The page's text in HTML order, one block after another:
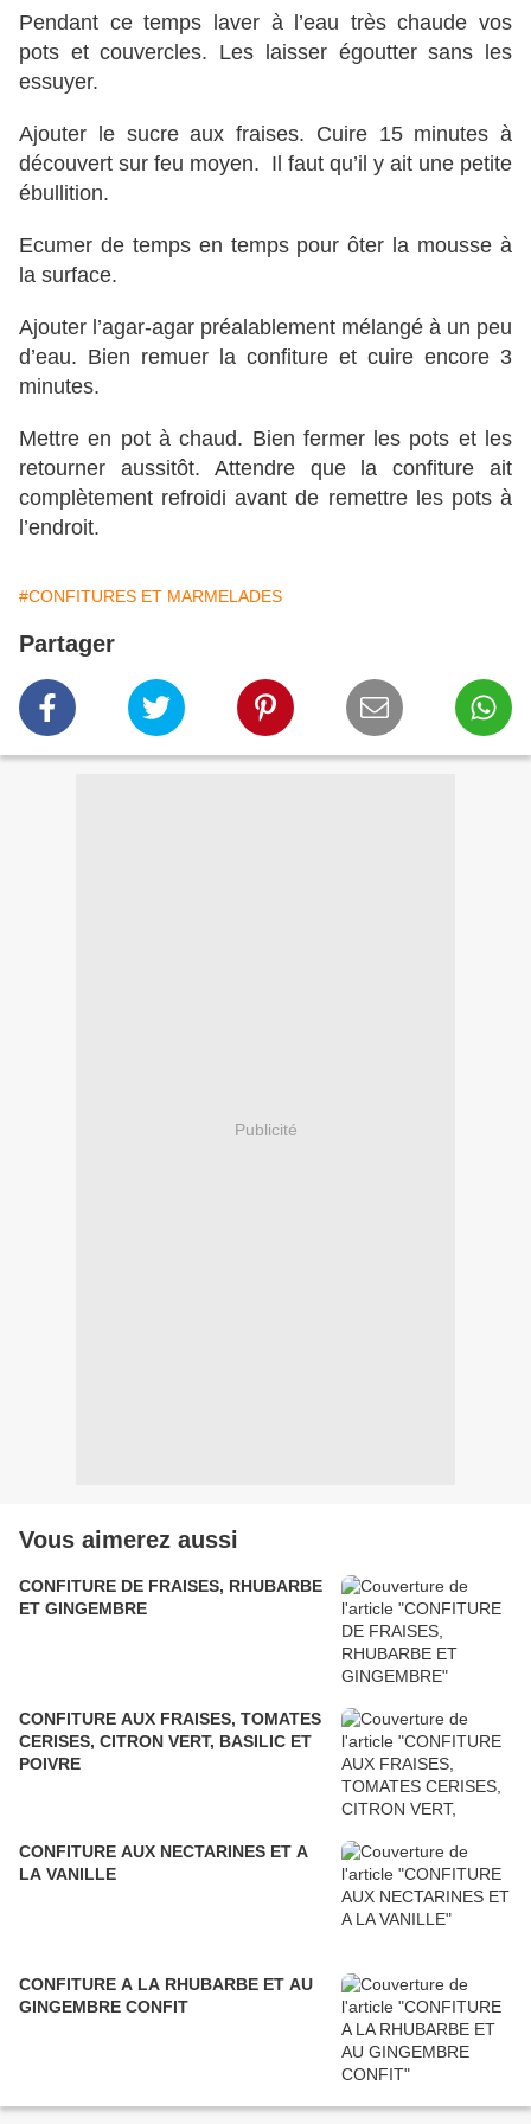
Pendant ce temps laver à l’eau très chaude vos
pots et couvercles. Les laisser égoutter sans les
essuyer.
Ajouter le sucre aux fraises. Cuire 15 minutes à
découvert sur feu moyen. Il faut qu’il y ait une petite
ébullition.
Ecumer de temps en temps pour ôter la mousse à
la surface.
Ajouter l’agar-agar préalablement mélangé à un peu
d’eau. Bien remuer la confiture et cuire encore 3
minutes.
Mettre en pot à chaud. Bien fermer les pots et les
retourner aussitôt. Attendre que la confiture ait
complètement refroidi avant de remettre les pots à
l’endroit.
#CONFITURES ET MARMELADES
Partager
Publicité
Vous aimerez aussi
CONFITURE DE FRAISES, RHUBARBE
ET GINGEMBRE
CONFITURE AUX FRAISES, TOMATES
CERISES, CITRON VERT, BASILIC ET
POIVRE
CONFITURE AUX NECTARINES ET A
LA VANILLE
CONFITURE A LA RHUBARBE ET AU
GINGEMBRE CONFIT